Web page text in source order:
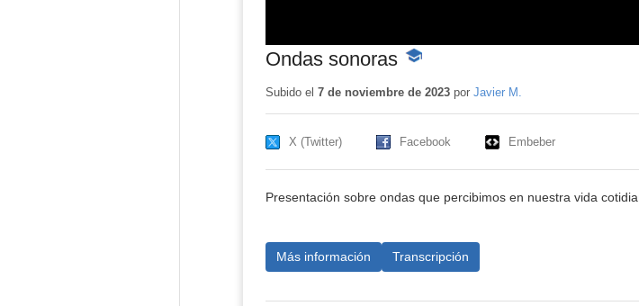
Ondas sonoras -
educativo
Subido el 7 de noviembre de 2023por Javier M.
X (Twitter) Facebook Embeber
Presentación sobre ondas que percibimos en nuestra vida
Más información Transcripción